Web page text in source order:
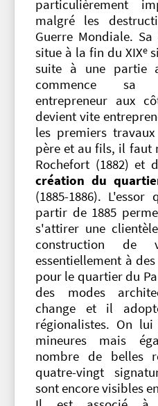
particulièrement
malgré les
Guerre Mondiale.
situe à la fin du XIXe
suite à une partie
commence sa
entrepreneur aux
devient vite
les premiers
père et au fils, il faut
Rochefort (1882) et
création du
(1885-1886).
partir de 1885
s'attirer une
construction de
essentiellement à
pour le quartier du
des modes
change et il
régionalistes. On
mineures mais
nombre de belles
quatre-vingt
sont encore visibles